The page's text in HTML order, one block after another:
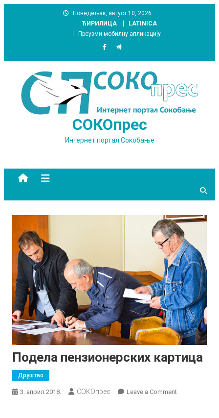
Понедељак, август 10, 2026
ЋИРИЛИЦА
LATINICA
Преузми мобилну апликацију
СОКОпрес
Интернет портал Сокобање
Подела пензионерских картица
Друштво
3. април 2018. СОКОпрес Leave a Commenton